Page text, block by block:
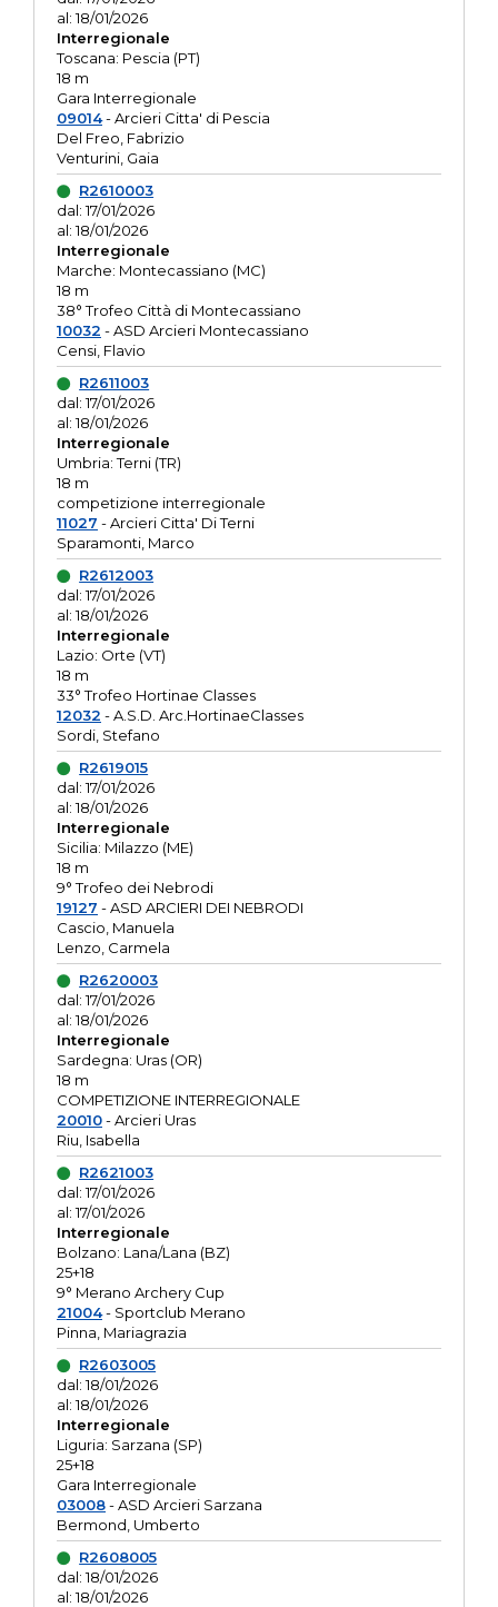
al: 18/01/2026
Interregionale
Toscana: Pescia (PT)
18 m
Gara Interregionale
09014- Arcieri Citta' di Pescia
Del Freo, Fabrizio
Venturini, Gaia
R2610003
dal: 17/01/2026
al: 18/01/2026
Interregionale
Marche: Montecassiano (MC)
18 m
38° Trofeo Città di Montecassiano
10032 - ASD Arcieri Montecassiano
Censi, Flavio
R2611003
dal: 17/01/2026
al: 18/01/2026
Interregionale
Umbria: Terni (TR)
18 m
competizione interregionale
11027 - Arcieri Citta' Di Terni
Sparamonti, Marco
R2612003
dal: 17/01/2026
al: 18/01/2026
Interregionale
Lazio: Orte (VT)
18 m
33° Trofeo Hortinae Classes
12032 - A.S.D. Arc.HortinaeClasses
Sordi, Stefano
R2619015
dal: 17/01/2026
al: 18/01/2026
Interregionale
Sicilia: Milazzo (ME)
18 m
9° Trofeo dei Nebrodi
19127 - ASD ARCIERI DEI NEBRODI
Cascio, Manuela
Lenzo, Carmela
R2620003
dal: 17/01/2026
al: 18/01/2026
Interregionale
Sardegna: Uras (OR)
18 m
COMPETIZIONE INTERREGIONALE
20010- Arcieri Uras
Riu, Isabella
R2621003
dal: 17/01/2026
al: 17/01/2026
Interregionale
Bolzano: Lana/Lana (BZ)
25+18
9° Merano Archery Cup
21004- Sportclub Merano
Pinna, Mariagrazia
R2603005
dal: 18/01/2026
al: 18/01/2026
Interregionale
Liguria: Sarzana (SP)
25+18
Gara Interregionale
03008- ASD Arcieri Sarzana
Bermond, Umberto
R2608005
dal: 18/01/2026
al: 18/01/2026